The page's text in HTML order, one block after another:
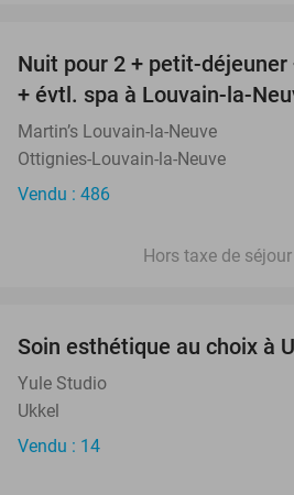
Nuit pour 2 + petit-
+ évtl. spa à Louvain-la-
Martin’s Louvain-la-Neuve
Ottignies-Louvain-la-Neuve
Vendu : 486
Hors taxe de
Soin esthétique au choix à
Yule Studio
Ukkel
Vendu : 14